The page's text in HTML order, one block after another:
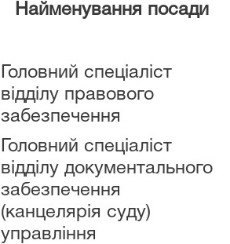
Найменування посади
Головний спеціаліст
відділу правового
забезпечення
Головний спеціаліст
відділу документального
забезпечення
(канцелярія суду)
управління